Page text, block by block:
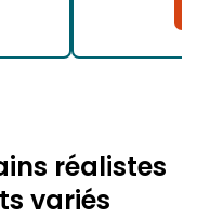
réalistes
variés